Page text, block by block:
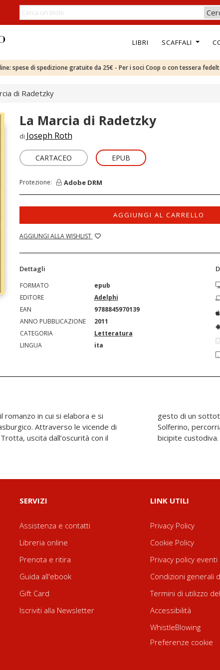
LIBRI SCAFFALI
spese di spedizione gratuite da 25€ - Per i soci Coop o con tessera
di Radetzky
La Marcia di Radetzky
di Joseph Roth
CARTACEO EPUB
Protezione: Adobe DRM
AGGIUNGI AL CARRELLO
AGGIUNGI ALLA WISHLIST
Dettagli
FORMATO
epub
EDITORE
Adelphi
EAN
9788845970139
ANNO PUBBLICAZIONE
2011
CATEGORIA
Letteratura
LINGUA
ita
romanzo in cui si elabora e si
Attraverso le vicende di
uscita dall’oscurità con il
l’Imperatore sul campo di
corpo fantomatico che l’aquila
bicipite custodiva.
SERVIZI
Assistenza e contatti
Libreria online
Prenota e ritira
Guida all'ebook
Gift Card
Iscriviti alla Newsletter
LINK UTILI
Privacy Policy
Cookie Policy
Privacy policy
Condizioni generali
Termini di utilizzo
Accessibilità
WhistleBlowing
Preferenze cookie